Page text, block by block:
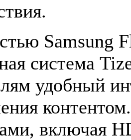
Samsung
система
удобный
включая